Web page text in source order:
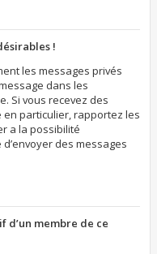
!
les messages privés
dans les
Si vous recevez des
en particulier, rapportez les
a la possibilité
des messages
d’un membre de ce